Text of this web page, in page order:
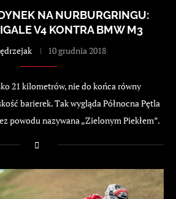
NA NURBURGRINGU:
V4 KONTRA BMW M3
10 grudnia 2018
21 kilometrów, nie do końca równy
barierek. Tak wygląda Północna Pętla
powodu nazywana „Zielonym Piekłem”.